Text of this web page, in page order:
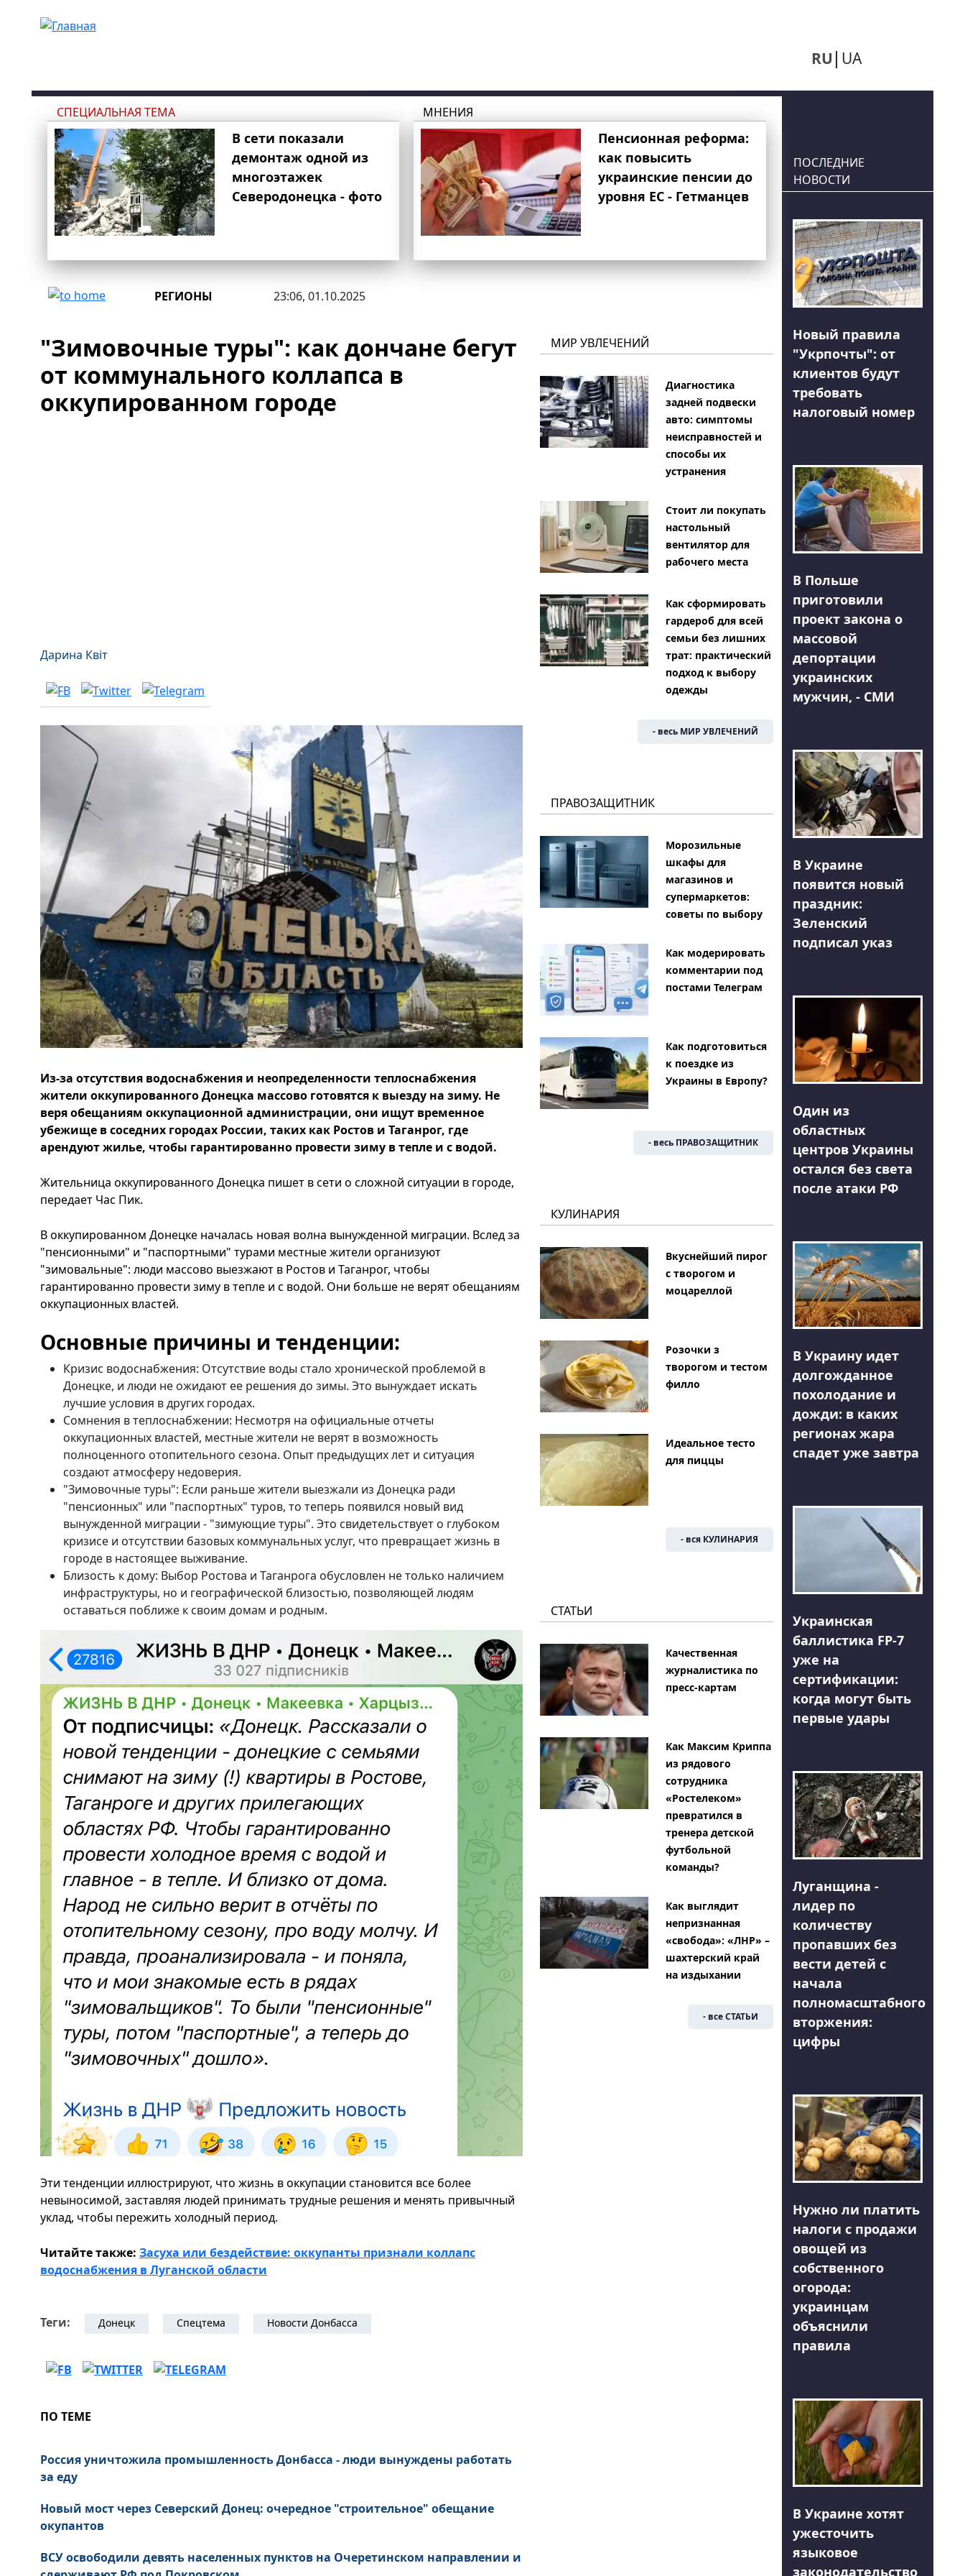
RU UA
СПЕЦИАЛЬНАЯ ТЕМА
В сети показали
демонтаж одной из
многоэтажек
Северодонецка - фото
МНЕНИЯ
Пенсионная реформа:
как повысить
украинские пенсии до
уровня ЕС - Гетманцев
РЕГИОНЫ 23:06, 01.10.2025
"Зимовочные туры": как дончане бегут
от коммунального коллапса в
оккупированном городе
Дарина Квіт
Из-за отсутствия водоснабжения и неопределенности теплоснабжения
жители оккупированного Донецка массово готовятся к выезду на зиму. Не
веря обещаниям оккупационной администрации, они ищут временное
убежище в соседних городах России, таких как Ростов и Таганрог, где
арендуют жилье, чтобы гарантированно провести зиму в тепле и с водой.
Жительница оккупированного Донецка пишет в сети о сложной ситуации в городе,
передает Час Пик.
В оккупированном Донецке началась новая волна вынужденной миграции. Вслед за
"пенсионными" и "паспортными" турами местные жители организуют
"зимовальные": люди массово выезжают в Ростов и Таганрог, чтобы
гарантированно провести зиму в тепле и с водой. Они больше не верят обещаниям
оккупационных властей.
Основные причины и тенденции:
Кризис водоснабжения: Отсутствие воды стало хронической проблемой в
Донецке, и люди не ожидают ее решения до зимы. Это вынуждает искать
лучшие условия в других городах.
Сомнения в теплоснабжении: Несмотря на официальные отчеты
оккупационных властей, местные жители не верят в возможность
полноценного отопительного сезона. Опыт предыдущих лет и ситуация
создают атмосферу недоверия.
"Зимовочные туры": Если раньше жители выезжали из Донецка ради
"пенсионных" или "паспортных" туров, то теперь появился новый вид
вынужденной миграции - "зимующие туры". Это свидетельствует о глубоком
кризисе и отсутствии базовых коммунальных услуг, что превращает жизнь в
городе в настоящее выживание.
Близость к дому: Выбор Ростова и Таганрога обусловлен не только наличием
инфраструктуры, но и географической близостью, позволяющей людям
оставаться поближе к своим домам и родным.
Эти тенденции иллюстрируют, что жизнь в оккупации становится все более
невыносимой, заставляя людей принимать трудные решения и менять привычный
уклад, чтобы пережить холодный период.
Читайте также: Засуха или бездействие: оккупанты признали коллапс
водоснабжения в Луганской области
Теги: Донецк Спецтема Новости Донбасса
ПО ТЕМЕ
Россия уничтожила промышленность Донбасса - люди вынуждены работать
за еду
Новый мост через Северский Донец: очередное "строительное" обещание
окупантов
ВСУ освободили девять населенных пунктов на Очеретинском направлении и
МИР УВЛЕЧЕНИЙ
Диагностика
задней подвески
авто: симптомы
неисправностей и
способы их
устранения
Стоит ли покупать
настольный
вентилятор для
рабочего места
Как сформировать
гардероб для всей
семьи без лишних
трат: практический
подход к выбору
одежды
- весь МИР УВЛЕЧЕНИЙ
ПРАВОЗАЩИТНИК
Морозильные
шкафы для
магазинов и
супермаркетов:
советы по выбору
Как модерировать
комментарии под
постами Телеграм
Как подготовиться
к поездке из
Украины в Европу?
- весь ПРАВОЗАЩИТНИК
КУЛИНАРИЯ
Вкуснейший пирог
с творогом и
моцареллой
Розочки з
творогом и тестом
филло
Идеальное тесто
для пиццы
- вся КУЛИНАРИЯ
СТАТЬИ
Качественная
журналистика по
пресс-картам
Как Максим Криппа
из рядового
сотрудника
«Ростелеком»
превратился в
тренера детской
футбольной
команды?
Как выглядит
непризнанная
«свобода»: «ЛНР» –
шахтерский край
на издыхании
- все СТАТЬИ
ПОСЛЕДНИЕ
НОВОСТИ
Новый правила
"Укрпочты": от
клиентов будут
требовать
налоговый номер
В Польше
приготовили
проект закона о
массовой
депортации
украинских
мужчин, - СМИ
В Украине
появится новый
праздник:
Зеленский
подписал указ
Один из
областных
центров Украины
остался без света
после атаки РФ
В Украину идет
долгожданное
похолодание и
дожди: в каких
регионах жара
спадет уже завтра
Украинская
баллистика FP-7
уже на
сертификации:
когда могут быть
первые удары
Луганщина -
лидер по
количеству
пропавших без
вести детей с
начала
полномасштабного
вторжения:
цифры
Нужно ли платить
налоги с продажи
овощей из
собственного
огорода:
украинцам
объяснили
правила
В Украине хотят
ужесточить
языковое
законодательство